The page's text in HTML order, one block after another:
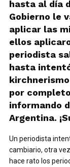
hasta al día
Gobierno le
aplicar las
ellos
periodista
hasta
por
informando
Argentina.
Un periodista
cambiario, otra
hace rato los